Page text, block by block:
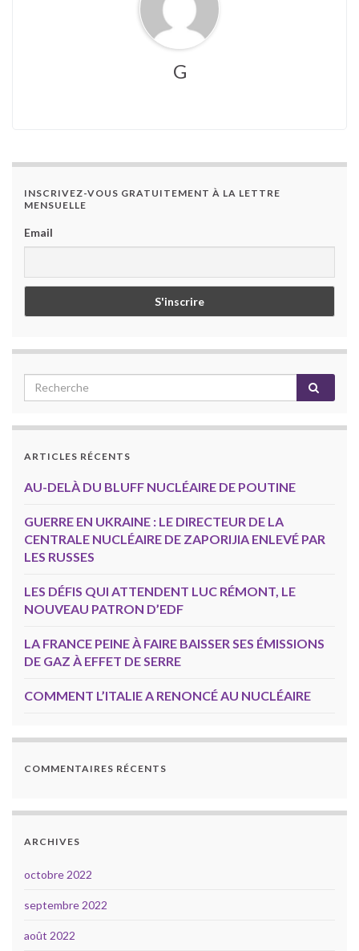
G
INSCRIVEZ-VOUS GRATUITEMENT À LA LETTRE
MENSUELLE
Email
ARTICLES RÉCENTS
AU-DELÀ DU BLUFF NUCLÉAIRE DE POUTINE
GUERRE EN UKRAINE : LE DIRECTEUR DE LA
CENTRALE NUCLÉAIRE DE ZAPORIJIA ENLEVÉ PAR
LES RUSSES
LES DÉFIS QUI ATTENDENT LUC RÉMONT, LE
NOUVEAU PATRON D’EDF
LA FRANCE PEINE À FAIRE BAISSER SES ÉMISSIONS
DE GAZ À EFFET DE SERRE
COMMENT L’ITALIE A RENONCÉ AU NUCLÉAIRE
COMMENTAIRES RÉCENTS
ARCHIVES
octobre 2022
septembre 2022
août 2022